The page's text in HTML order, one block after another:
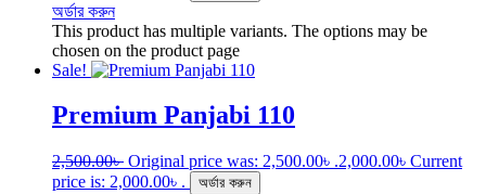
অর্ডার করুন
This product has multiple variants. The options may be
chosen on the product page
Sale!
Premium Panjabi 110
2,500.00৳ Original price was: 2,500.00৳ .2,000.00৳ Current
price is: 2,000.00৳ .
অর্ডার করুন